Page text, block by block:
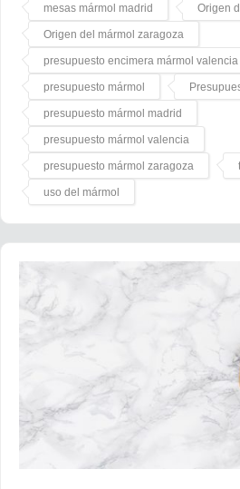
mesas mármol madrid Origen
Origen del mármol zaragoza
presupuesto encimera mármol valencia
presupuesto mármol
presupuesto mármol madrid
presupuesto mármol valencia
presupuesto mármol zaragoza
uso del mármol